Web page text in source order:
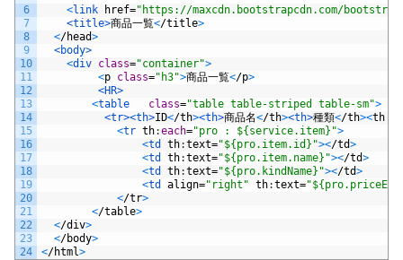
6
7
8
9
10
11
12
13
14
15
16
17
18
19
20
21
22
23
24
<link href="https://maxcdn.bootstrapcdn.com/
<title>商品一覧</title>
</head>
<body>
<div class="container">
<p class="h3">商品一覧</p>
<HR>
<table class="table table-striped table-sm">
<tr><th>ID</th><th>商品名</th><th>種類</th><th
<tr th:each="pro : ${service.item}">
<td th:text="${pro.item.id}"></td>
<td th:text="${pro.item.name}"></td>
<td th:text="${pro.kindName}"></td>
<td align="right" th:text=
</tr>
</table>
</div>
</body>
</html>